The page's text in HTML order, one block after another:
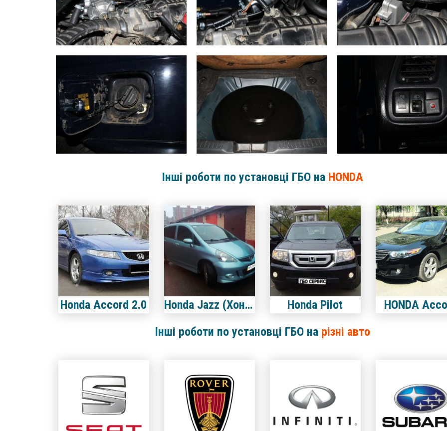
Інші роботи по установці ГБО на HONDA
Honda Accord 2.0 Honda Jazz (Хонда Джаз) Honda Pilot
HONDA
Інші роботи по установці ГБО на різні авто